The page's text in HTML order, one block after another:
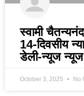
स्वामी
14-दिवसीय
डेली-न्यूज न्यूज
October 3, 2025 No